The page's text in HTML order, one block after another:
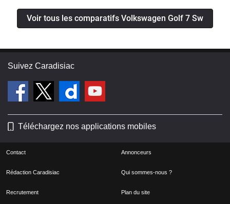
Voir tous les comparatifs Volkswagen Golf 7 Sw
Suivez Caradisiac
Téléchargez nos applications mobiles
Contact Annonceurs
Rédaction Caradisiac Qui sommes-nous ?
Recrutement Plan du site